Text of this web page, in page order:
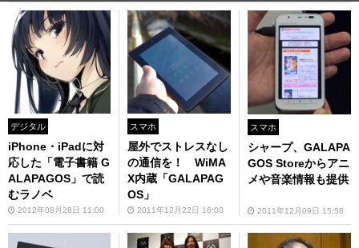
デジタル
iPhone・iPadに対
応した「電子書籍 G
ALAPAGOS」で読
むラノベ
2012年08月28日 11:00
スマホ
屋外でストレスなし
の通信を！ WiMA
X内蔵「GALAPAG
OS」
2011年12月22日 16:00
スマホ
シャープ、GALAPA
GOS Storeからアニ
メや音楽情報も提供
2011年12月09日 15:58